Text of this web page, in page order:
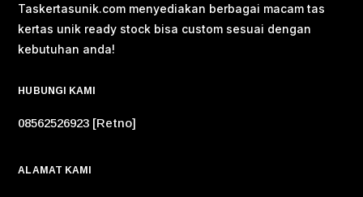
Taskertasunik.com menyediakan berbagai macam tas
kertas unik ready stock bisa custom sesuai dengan
kebutuhan anda!
HUBUNGI KAMI
08562526923 [Retno]
ALAMAT KAMI